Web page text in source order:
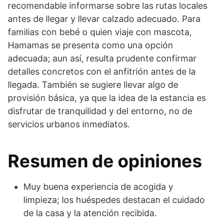
recomendable informarse sobre las rutas locales
antes de llegar y llevar calzado adecuado. Para
familias con bebé o quien viaje con mascota,
Hamamas se presenta como una opción
adecuada; aun así, resulta prudente confirmar
detalles concretos con el anfitrión antes de la
llegada. También se sugiere llevar algo de
provisión básica, ya que la idea de la estancia es
disfrutar de tranquilidad y del entorno, no de
servicios urbanos inmediatos.
Resumen de opiniones
Muy buena experiencia de acogida y
limpieza; los huéspedes destacan el cuidado
de la casa y la atención recibida.